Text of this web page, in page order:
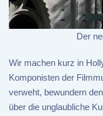
Der
Wir machen kurz in
Komponisten der
verweht, bewundern
über die unglaubliche